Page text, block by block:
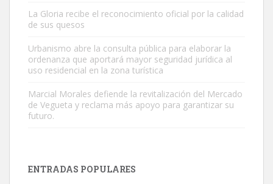
Este gato macho ha aparecido en la calle hace menos de un mes,
Leales.org » Gran Canaria | 9.7.2025
La Gloria recibe el reconocimiento oficial por la calidad
de sus quesos
Urbanismo abre la consulta pública para elaborar la
ordenanza que aportará mayor seguridad jurídica al
uso residencial en la zona turística
Marcial Morales defiende la revitalización del Mercado
de Vegueta y reclama más apoyo para garantizar su
futuro.
ENTRADAS POPULARES